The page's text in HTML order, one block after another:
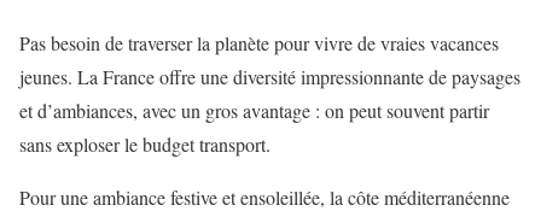
Pas besoin de traverser la planète pour vivre de vraies vacances
jeunes. La France offre une diversité impressionnante de paysages
et d’ambiances, avec un gros avantage : on peut souvent partir
sans exploser le budget transport.
Pour une ambiance festive et ensoleillée, la côte méditerranéenne